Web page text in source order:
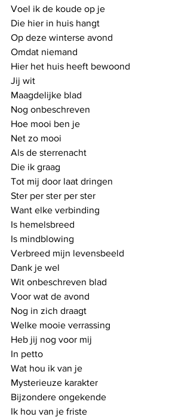
Voel ik de koude op je
Die hier in huis hangt
Op deze winterse avond
Omdat niemand
Hier het huis heeft bewoond
Jij wit
Maagdelijke blad
Nog onbeschreven
Hoe mooi ben je
Net zo mooi
Als de sterrenacht
Die ik graag
Tot mij door laat dringen
Ster per ster per ster
Want elke verbinding
Is hemelsbreed
Is mindblowing
Verbreed mijn levensbeeld
Dank je wel
Wit onbeschreven blad
Voor wat de avond
Nog in zich draagt
Welke mooie verrassing
Heb jij nog voor mij
In petto
Wat hou ik van je
Mysterieuze karakter
Bijzondere ongekende
Ik hou van je friste